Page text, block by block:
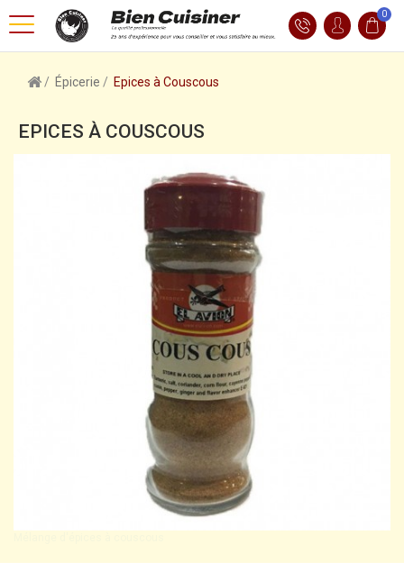
0
Épicerie Epices à Couscous
EPICES À COUSCOUS